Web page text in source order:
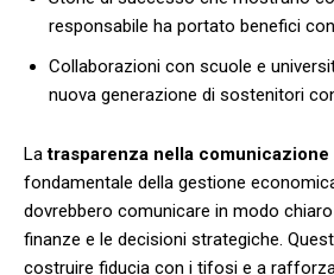
⁢responsabile ha portato benefici
Collaborazioni con scuole e
nuova generazione di sostenitori‌
Latrasparenza nella comunicazione
⁤fondamentale della gestione‍
dovrebbero comunicare in​ modo
finanze e le decisioni ​strategiche.
costruire fiducia con i⁢ tifosi e a